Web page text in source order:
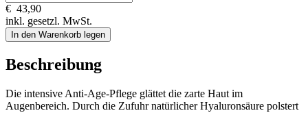
€ 43,90
inkl. gesetzl. MwSt.
In den Warenkorb legen
Beschreibung
Die intensive Anti-Age-Pflege glättet die zarte Haut im
Augenbereich. Durch die Zufuhr natürlicher Hyaluronsäure polstert